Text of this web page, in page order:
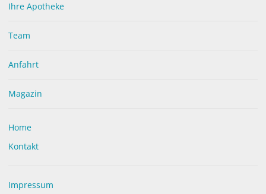
Ihre Apotheke
Team
Anfahrt
Magazin
Home
Kontakt
Impressum